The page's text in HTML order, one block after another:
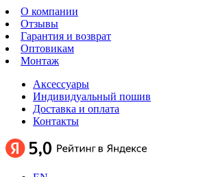
О компании
Отзывы
Гарантия и возврат
Оптовикам
Монтаж
Аксессуары
Индивидуальный пошив
Доставка и оплата
Контакты